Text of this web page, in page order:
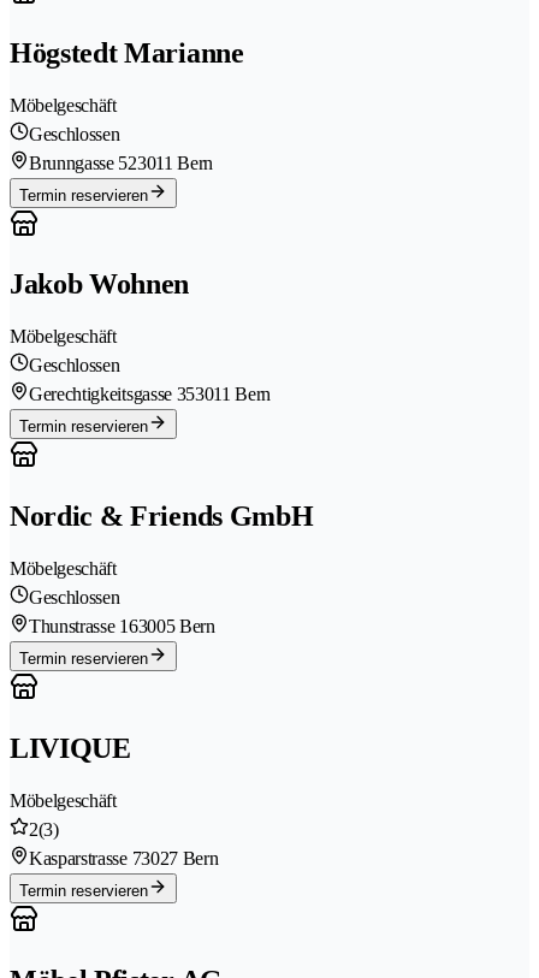
Högstedt Marianne
Möbelgeschäft
Geschlossen
Brunngasse 523011 Bern
Termin reservieren
Jakob Wohnen
Möbelgeschäft
Geschlossen
Gerechtigkeitsgasse 353011 Bern
Termin reservieren
Nordic & Friends GmbH
Möbelgeschäft
Geschlossen
Thunstrasse 163005 Bern
Termin reservieren
LIVIQUE
Möbelgeschäft
2(3)
Kasparstrasse 73027 Bern
Termin reservieren